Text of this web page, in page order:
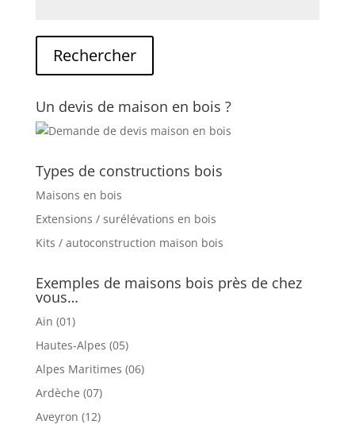
Un devis de maison en bois ?
Types de constructions bois
Maisons en bois
Extensions / surélévations en bois
Kits / autoconstruction maison bois
Exemples de maisons bois près de chez
vous…
Ain (01)
Hautes-Alpes (05)
Alpes Maritimes (06)
Ardèche (07)
Aveyron (12)